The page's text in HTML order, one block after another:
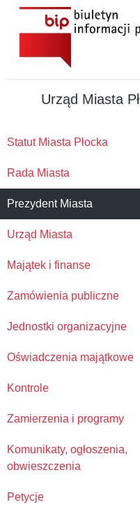
Urząd Miasta
Statut Miasta Płocka
Rada Miasta
Prezydent Miasta
Urząd Miasta
Majątek i finanse
Zamówienia publiczne
Jednostki organizacyjne
Oświadczenia majątkowe
Kontrole
Zamierzenia i programy
Komunikaty, ogłoszenia,
obwieszczenia
Petycje